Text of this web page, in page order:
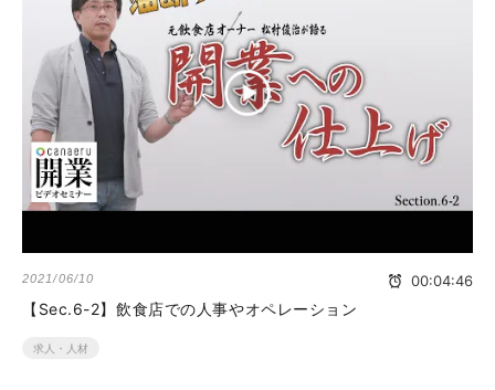
2021/06/10 00:04:46
【Sec.6-2】飲食店での人事やオペレーション
求人・人材